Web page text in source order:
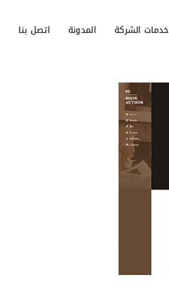
خدمات الشركة المدونة اتصل بنا